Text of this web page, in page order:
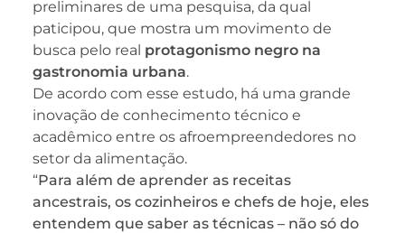
preliminares de uma pesquisa, da qual
paticipou, que mostra um movimento de
busca pelo real protagonismo negro na
gastronomia urbana.
De acordo com esse estudo, há uma grande
inovação de conhecimento técnico e
acadêmico entre os afroempreendedores no
setor da alimentação.
“Para além de aprender as receitas
ancestrais, os cozinheiros e chefs de hoje, eles
entendem que saber as técnicas – não só do